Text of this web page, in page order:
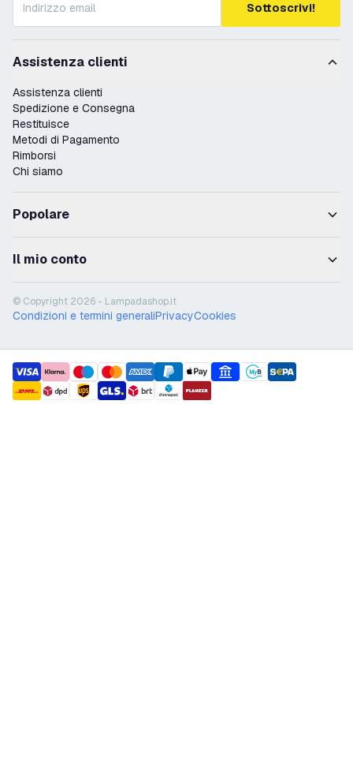
Sottoscrivi!
Assistenza clienti
Assistenza clienti
Spedizione e Consegna
Restituisce
Metodi di Pagamento
Rimborsi
Chi siamo
Popolare
Il mio conto
© Copyright 2026 - Lampadashop.it
Condizioni e termini generaliPrivacyCookies
payment methods
shipment methods